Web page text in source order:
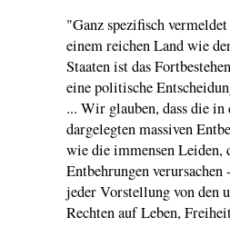
"Ganz spezifisch
einem reichen Land wie
Staaten ist das
eine politische
... Wir glauben, dass die
dargelegten massiven
wie die immensen Leiden,
Entbehrungen
jeder Vorstellung von den
Rechten auf Leben,